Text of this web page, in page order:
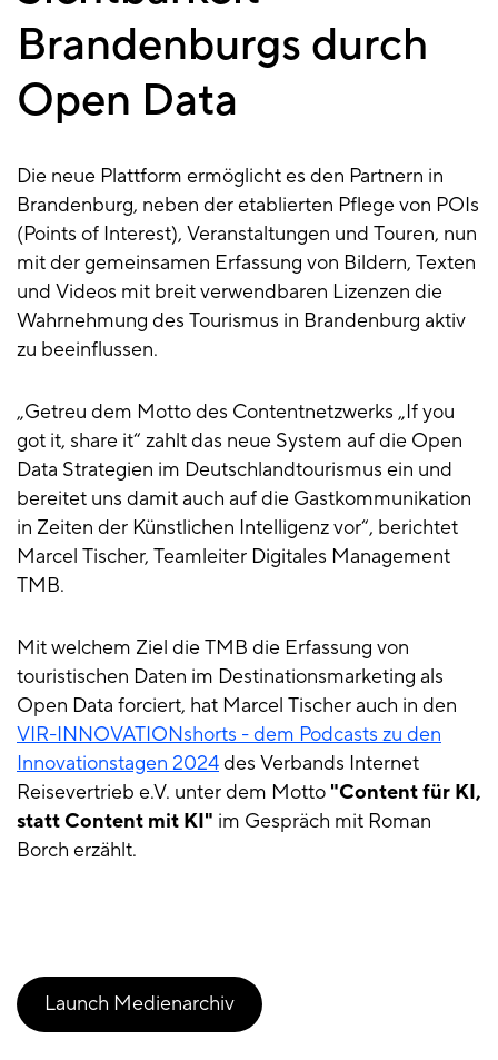
Brandenburgs durch
Open Data
Die neue Plattform ermöglicht es den Partnern in
Brandenburg, neben der etablierten Pflege von POIs
(Points of Interest), Veranstaltungen und Touren, nun
mit der gemeinsamen Erfassung von Bildern, Texten
und Videos mit breit verwendbaren Lizenzen die
Wahrnehmung des Tourismus in Brandenburg aktiv
zu beeinflussen.
„Getreu dem Motto des Contentnetzwerks „If you
got it, share it“ zahlt das neue System auf die Open
Data Strategien im Deutschlandtourismus ein und
bereitet uns damit auch auf die Gastkommunikation
in Zeiten der Künstlichen Intelligenz vor“, berichtet
Marcel Tischer, Teamleiter Digitales Management
TMB.
Mit welchem Ziel die TMB die Erfassung von
touristischen Daten im Destinationsmarketing als
Open Data forciert, hat Marcel Tischer auch in den
VIR-INNOVATIONshorts - dem Podcasts zu den
Innovationstagen 2024des Verbands Internet
Reisevertrieb e.V. unter dem Motto "Content für KI,
statt Content mit KI" im Gespräch mit Roman
Borch erzählt.
Launch Medienarchiv